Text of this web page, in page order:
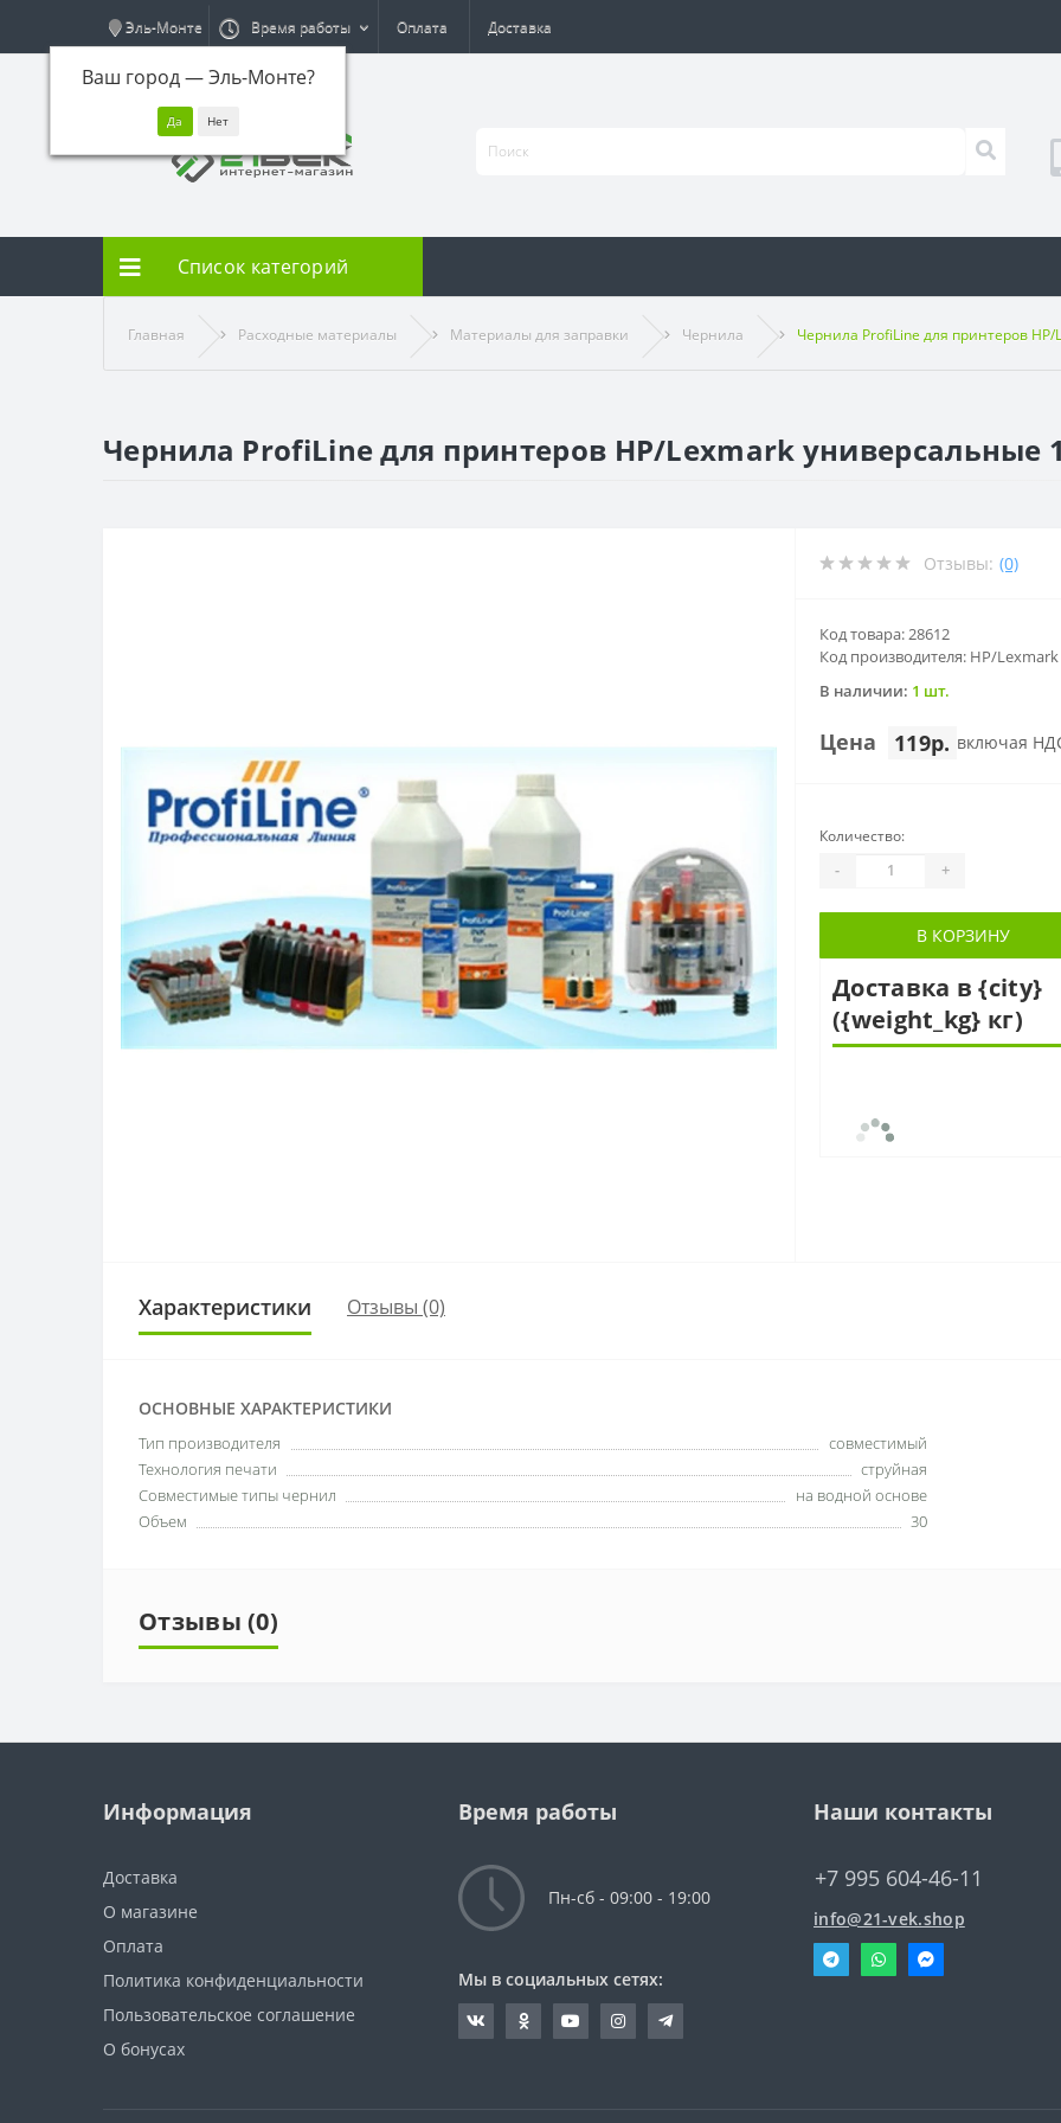
Эль-Монте
Ваш город —Эль-Монте?
Время работы Оплата Доставка
Список категорий
Главная Расходные материалы Материалы для заправки Чернила Чернила ProfiLine для принтеров
Чернила ProfiLine для принтеров HP/Lexmark универсальные
Отзывы: (0)
Код товара: 28612
Код производителя: HP/Lexmark
В наличии: 1 шт.
Цена 119р. включая
Количество:
- +
В КОРЗИНУ
Доставка в {city}
({weight_kg} кг)
Характеристики Отзывы (0)
ОСНОВНЫЕ ХАРАКТЕРИСТИКИ
Тип производителя
совместимый
Технология печати
струйная
Совместимые типы чернил
на водной основе
Объем
30
Отзывы (0)
Информация
Доставка
О магазине
Оплата
Политика конфиденциальности
Пользовательское соглашение
О бонусах
Время работы
Пн-сб - 09:00 - 19:00
Мы в социальных сетях:
Наши контакты
+7 995 604-46-11
info@21-vek.shop